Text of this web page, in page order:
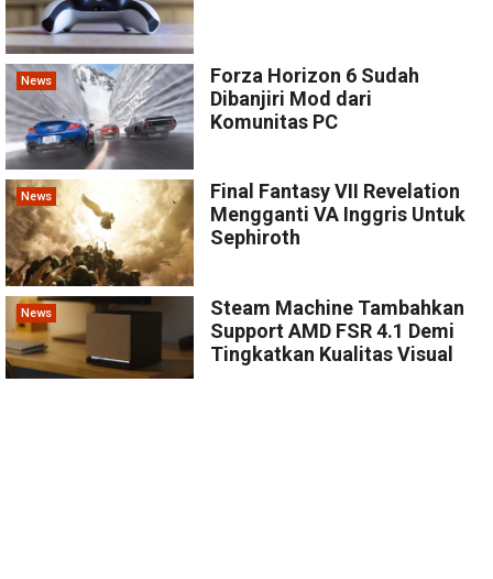
News
Forza Horizon 6 Sudah
Dibanjiri Mod dari
Komunitas PC
News
Final Fantasy VII Revelation
Mengganti VA Inggris Untuk
Sephiroth
News
Steam Machine Tambahkan
Support AMD FSR 4.1 Demi
Tingkatkan Kualitas Visual